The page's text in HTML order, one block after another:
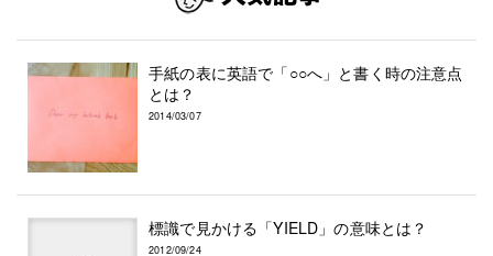
手紙の表に英語で「○○へ」と書く時の注意点
とは？
2014/03/07
標識で見かける「YIELD」の意味とは？
2012/09/24